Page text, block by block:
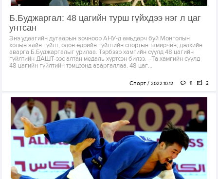
Б.Буджаргал: 48 цагийн турш гүйхдээ нэг л цаг
унтсан
Энэ удаагийн дугаарын зочноор АНУ-д амьдарч буй Монголын
холын зайн гүйлт, олон өдрийн гүйлтийн спортын тамирчин, дэлхийн
аварга Б.Буджаргалыг урилаа. Тэрбээр хамгийн сүүлд 48 цагийн
гүйлтийн ДАШТ-ээс алтан медаль хүртсэн билээ. -Та хамгийн сүүлд
48 цагийн гүйлтийн тэмцээнд аваргаллаа. 48 цаг...
Спорт 2022.10.12 11 2